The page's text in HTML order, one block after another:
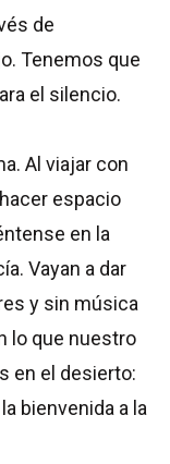
de
Tenemos que
el silencio.
Al viajar con
espacio
en la
Vayan a dar
y sin música
lo que nuestro
en el desierto:
bienvenida a la